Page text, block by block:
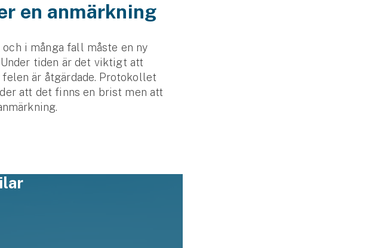
en anmärkning
i många fall måste en ny
tiden är det viktigt att
är åtgärdade. Protokollet
att det finns en brist men att